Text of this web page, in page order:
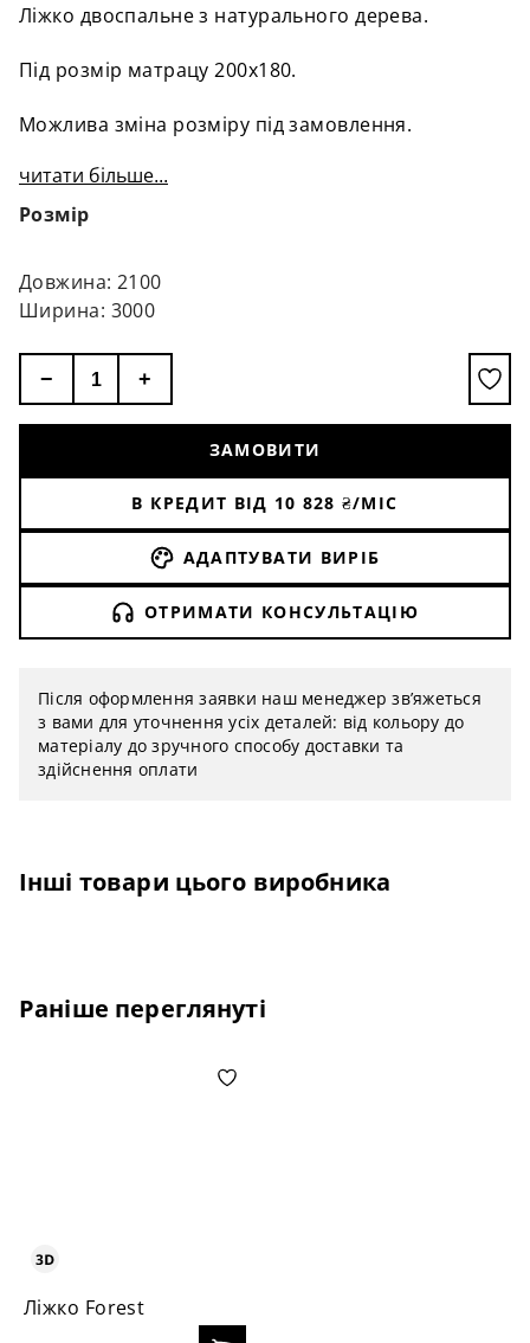
Ліжко двоспальне з натурального дерева.
Під розмір матрацу 200х180.
Можлива зміна розміру під замовлення.
читати більше...
Розмір
Довжина: 2100
Ширина: 3000
− +
ЗАМОВИТИ
В КРЕДИТ ВІД 10 828 ₴/МІС
АДАПТУВАТИ ВИРІБ
ОТРИМАТИ КОНСУЛЬТАЦІЮ
Після оформлення заявки наш менеджер зв’яжеться
з вами для уточнення усіх деталей: від кольору до
матеріалу до зручного способу доставки та
здійснення оплати
Інші товари цього виробника
Раніше переглянуті
Ліжко Forest